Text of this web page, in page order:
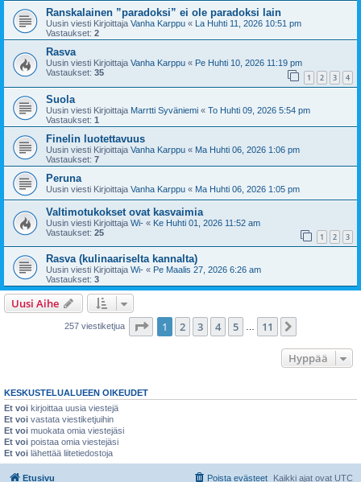
Ranskalainen ”paradoksi” ei ole paradoksi lain
Uusin viesti Kirjoittaja Vanha Karppu « La Huhti 11, 2026 10:51 pm
Vastaukset: 2
Rasva
Uusin viesti Kirjoittaja Vanha Karppu « Pe Huhti 10, 2026 11:19 pm
Vastaukset: 35 1 2 3 4
Suola
Uusin viesti Kirjoittaja Marrtti Syväniemi « To Huhti 09, 2026 5:54 pm
Vastaukset: 1
Finelin luotettavuus
Uusin viesti Kirjoittaja Vanha Karppu « Ma Huhti 06, 2026 1:06 pm
Vastaukset: 7
Peruna
Uusin viesti Kirjoittaja Vanha Karppu « Ma Huhti 06, 2026 1:05 pm
Valtimotukokset ovat kasvaimia
Uusin viesti Kirjoittaja Wi- « Ke Huhti 01, 2026 11:52 am
Vastaukset: 25 1 2 3
Rasva (kulinaariselta kannalta)
Uusin viesti Kirjoittaja Wi- « Pe Maalis 27, 2026 6:26 am
Vastaukset: 3
Uusi Aihe
257 viestiketjua Sivu /11
1 2 3 4 5 … 11
Hyppää
KESKUSTELUALUEEN OIKEUDET
Et voi kirjoittaa uusia viestejä
Et voi vastata viestiketjuihin
Et voi muokata omia viestejäsi
Et voi poistaa omia viestejäsi
Et voi lähettää liitetiedostoja
Etusivu Kaikki ajat ovat UTC
Poista evästeet